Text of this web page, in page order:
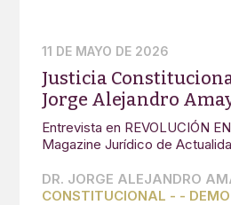
11 DE MAYO DE 2026
Justicia
Jorge Alejandro
Entrevista en REVOLUCIÓN
Magazine Jurídico de
DR. JORGE ALEJANDRO
CONSTITUCIONAL - -